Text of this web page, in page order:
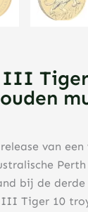
III
van een
bij de derde
III Tiger 10